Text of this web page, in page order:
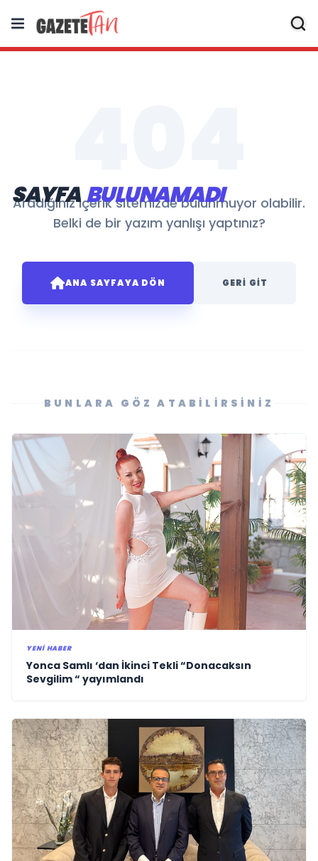
SAYFABULUNAMADI
Aradığınız içerik sitemizde bulunmuyor olabilir.
Belki de bir yazım yanlışı yaptınız?
ANA SAYFAYA DÖN GERI GIT
BUNLARA GÖZ ATABILIRSINIZ
YENI HABER
Yonca Samlı ‘dan İkinci Tekli “Donacaksın
Sevgilim “ yayımlandı